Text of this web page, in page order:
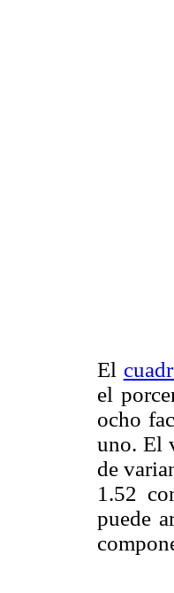
El
el
ocho
uno. El
de
1.52
puede